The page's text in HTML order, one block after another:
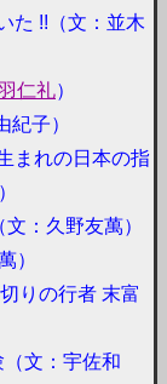
た !!（文：並木
仁礼）
子）
まれの日本の指
：久野友萬）
）
りの行者 末富
文：宇佐和